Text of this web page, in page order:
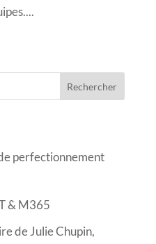
perfectionnement
& M365
de Julie Chupin,